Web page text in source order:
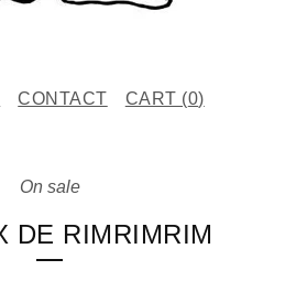
CONTACT CART (0)
On sale
DE RIMRIMRIM